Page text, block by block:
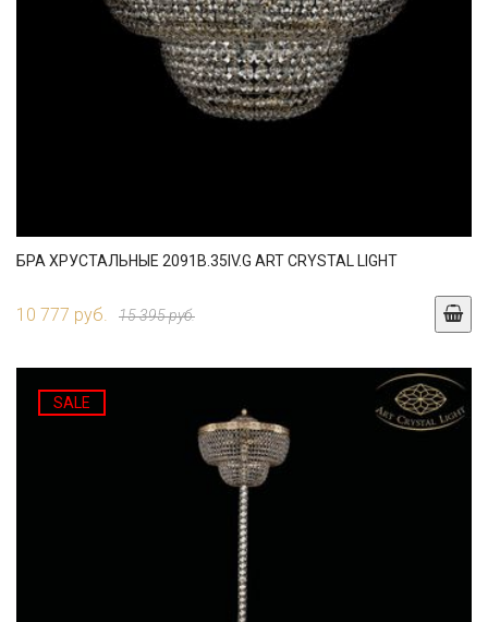
БРА ХРУСТАЛЬНЫЕ 2091B.35IV.G ART CRYSTAL LIGHT
10 777 руб. 15 395 руб.
SALE